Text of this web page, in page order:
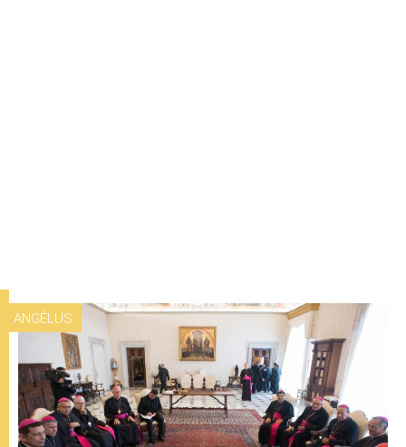
ANGÉLUS